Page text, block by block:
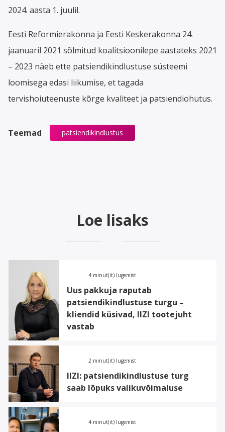
2024. aasta 1. juulil.
Eesti Reformierakonna ja Eesti Keskerakonna 24.
jaanuaril 2021 sõlmitud koalitsioonilepe aastateks 2021
– 2023 näeb ette patsiendikindlustuse süsteemi
loomisega edasi liikumise, et tagada
tervishoiuteenuste kõrge kvaliteet ja patsiendiohutus.
Teemad patsiendikindlustus
Loe lisaks
4 minut(it) lugemist
Uus pakkuja raputab
patsiendikindlustuse turgu –
kliendid küsivad, IIZI tootejuht
vastab
2 minut(it) lugemist
IIZI: patsiendikindlustuse turg
saab lõpuks valikuvõimaluse
4 minut(it) lugemist